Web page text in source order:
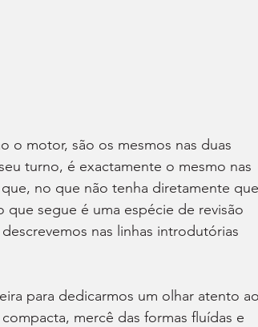
o motor, são os mesmos nas duas
turno, é exactamente o mesmo nas
no que não tenha diretamente
segue é uma espécie de revisão
nas linhas introdutórias
para dedicarmos um olhar atento
mercê das formas fluídas e